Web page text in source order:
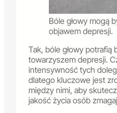
Bóle głowy mogą
objawem depresji.
Tak, bóle głowy potrafią
towarzyszem depresji.
intensywność tych
dlatego kluczowe jest
między nimi, aby
jakość życia osób